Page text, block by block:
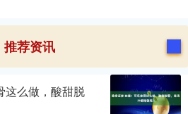
推荐资讯
这么做，酸甜脱